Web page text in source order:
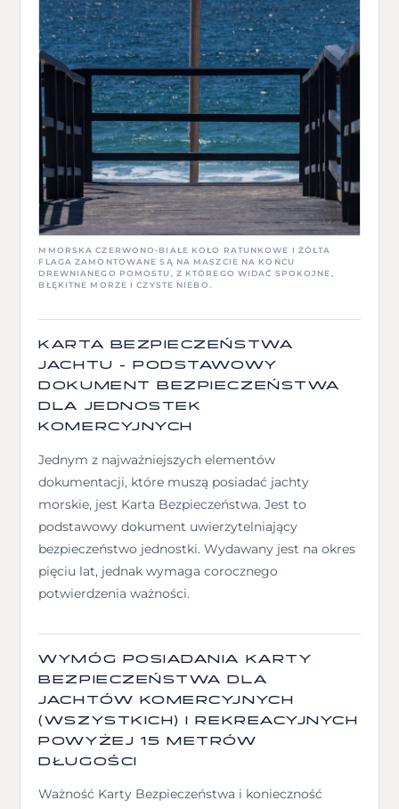
MMORSKA CZERWONO-BIAŁE KOŁO RATUNKOWE I ŻÓŁTA
FLAGA ZAMONTOWANE SĄ NA MASZCIE NA KOŃCU
DREWNIANEGO POMOSTU, Z KTÓREGO WIDAĆ SPOKOJNE,
BŁĘKITNE MORZE I CZYSTE NIEBO.
KARTA BEZPIECZEŃSTWA
JACHTU - PODSTAWOWY
DOKUMENT BEZPIECZEŃSTWA
DLA JEDNOSTEK
KOMERCYJNYCH
Jednym z najważniejszych elementów
dokumentacji, które muszą posiadać jachty
morskie, jest Karta Bezpieczeństwa. Jest to
podstawowy dokument uwierzytelniający
bezpieczeństwo jednostki. Wydawany jest na okres
pięciu lat, jednak wymaga corocznego
potwierdzenia ważności.
WYMÓG POSIADANIA KARTY
BEZPIECZEŃSTWA DLA
JACHTÓW KOMERCYJNYCH
(WSZYSTKICH) I REKREACYJNYCH
POWYŻEJ 15 METRÓW
DŁUGOŚCI
Ważność Karty Bezpieczeństwa i konieczność